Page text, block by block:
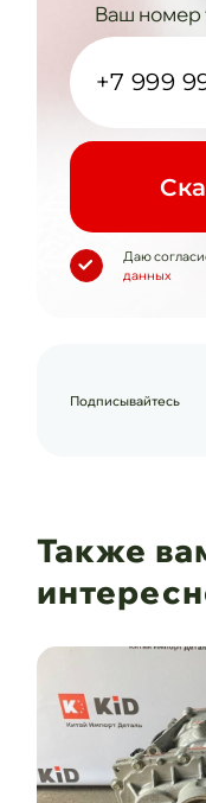
Ваш номер
Даю
данных
Подписывайтесь
Также